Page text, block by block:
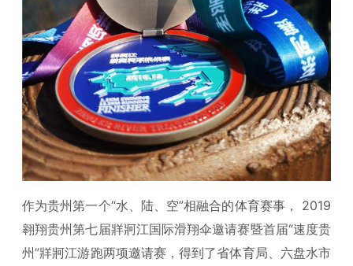
作为贵州第一个“水、陆、空”相融合的体育赛事， 2019
翱翔贵州第七届牂牁江国际滑翔伞邀请赛暨首届“速度贵
州”牂牁江游跑两项邀请赛，得到了省体育局、六盘水市